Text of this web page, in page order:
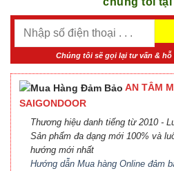
Chúng tôi sẽ gọi lại tư vấn &
AN TÂM
SAIGONDOOR
Thương hiệu danh tiếng từ 2010 -
Sản phẩm đa dạng mới 100% và
hướng mới nhất
Hướng dẫn Mua hàng Online đảm